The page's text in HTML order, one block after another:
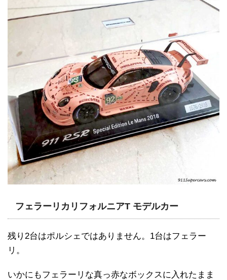
フェラーリカリフォルニアT モデルカー
残り2台はポルシェではありません。1台はフェラー
リ。
いかにもフェラーリな真っ赤なボックスに入れたまま